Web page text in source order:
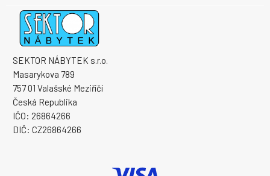
SEKTOR NÁBYTEK s.r.o.
Masarykova 789
757 01 Valašské Meziříčí
Česká Republika
IČO: 26864266
DIČ: CZ26864266